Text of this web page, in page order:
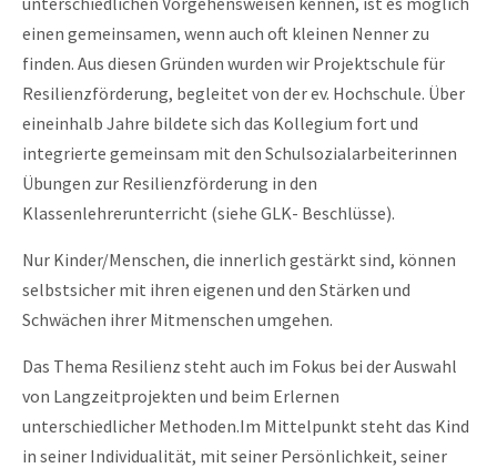
einen gemeinsamen, wenn auch oft kleinen Nenner zu
finden. Aus diesen Gründen wurden wir Projektschule für
Resilienzförderung, begleitet von der ev. Hochschule. Über
eineinhalb Jahre bildete sich das Kollegium fort und
integrierte gemeinsam mit den Schulsozialarbeiterinnen
Übungen zur Resilienzförderung in den
Klassenlehrerunterricht (siehe GLK- Beschlüsse).
Nur Kinder/Menschen, die innerlich gestärkt sind, können
selbstsicher mit ihren eigenen und den Stärken und
Schwächen ihrer Mitmenschen umgehen.
Das Thema Resilienz steht auch im Fokus bei der Auswahl
von Langzeitprojekten und beim Erlernen
unterschiedlicher Methoden.Im Mittelpunkt steht das Kind
in seiner Individualität, mit seiner Persönlichkeit, seiner